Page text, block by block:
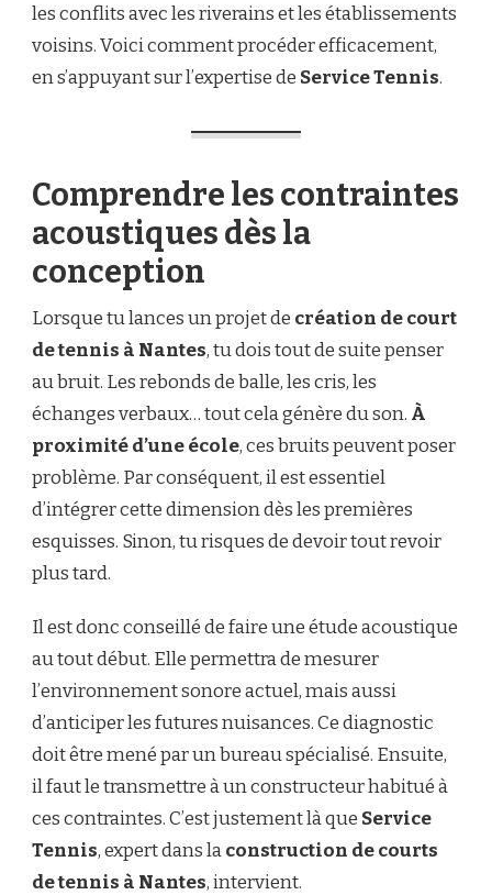
PROCHE
ÉCOLES
?
les conflits avec les riverains et les établissements
voisins. Voici comment procéder efficacement,
en s’appuyant sur l’expertise de Service Tennis.
Comprendre les contraintes
acoustiques dès la
conception
Lorsque tu lances un projet de création de court
de tennis à Nantes, tu dois tout de suite penser
au bruit. Les rebonds de balle, les cris, les
échanges verbaux… tout cela génère du son. À
proximité d’une école, ces bruits peuvent poser
problème. Par conséquent, il est essentiel
d’intégrer cette dimension dès les premières
esquisses. Sinon, tu risques de devoir tout revoir
plus tard.
Il est donc conseillé de faire une étude acoustique
au tout début. Elle permettra de mesurer
l’environnement sonore actuel, mais aussi
d’anticiper les futures nuisances. Ce diagnostic
doit être mené par un bureau spécialisé. Ensuite,
il faut le transmettre à un constructeur habitué à
ces contraintes. C’est justement là que Service
Tennis, expert dans laconstruction de courts
de tennis à Nantes, intervient.